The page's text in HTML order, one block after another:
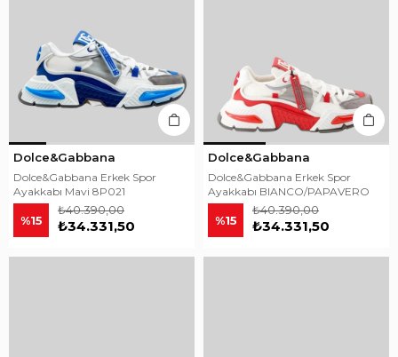
Dolce&Gabbana
Dolce&Gabbana Erkek Spor
Ayakkabı Mavi 8P021
%15 ₺34.331,50
₺40.390,00
Dolce&Gabbana
Dolce&Gabbana Erkek Spor
Ayakkabı BIANCO/PAPAVERO
%15 ₺34.331,50
₺40.390,00